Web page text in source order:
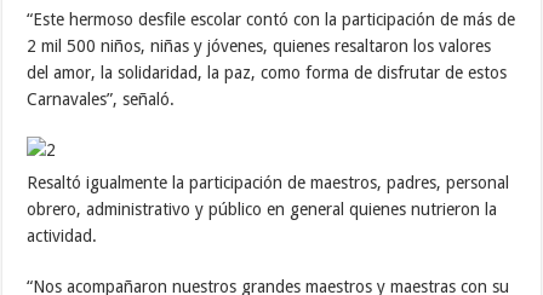
“Este hermoso desfile escolar contó con la participación de más de
2 mil 500 niños, niñas y jóvenes, quienes resaltaron los valores
del amor, la solidaridad, la paz, como forma de disfrutar de estos
Carnavales”, señaló.
Resaltó igualmente la participación de maestros, padres, personal
obrero, administrativo y público en general quienes nutrieron la
actividad.
“Nos acompañaron nuestros grandes maestros y maestras con su